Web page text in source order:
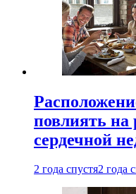
повлиять на
сердечной
2 года спустя2 года